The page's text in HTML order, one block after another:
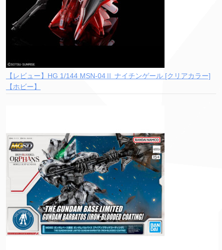
【レビュー】HG 1/144 MSN-04Ⅱ ナイチンゲール [クリアカラー]
【ホビー】